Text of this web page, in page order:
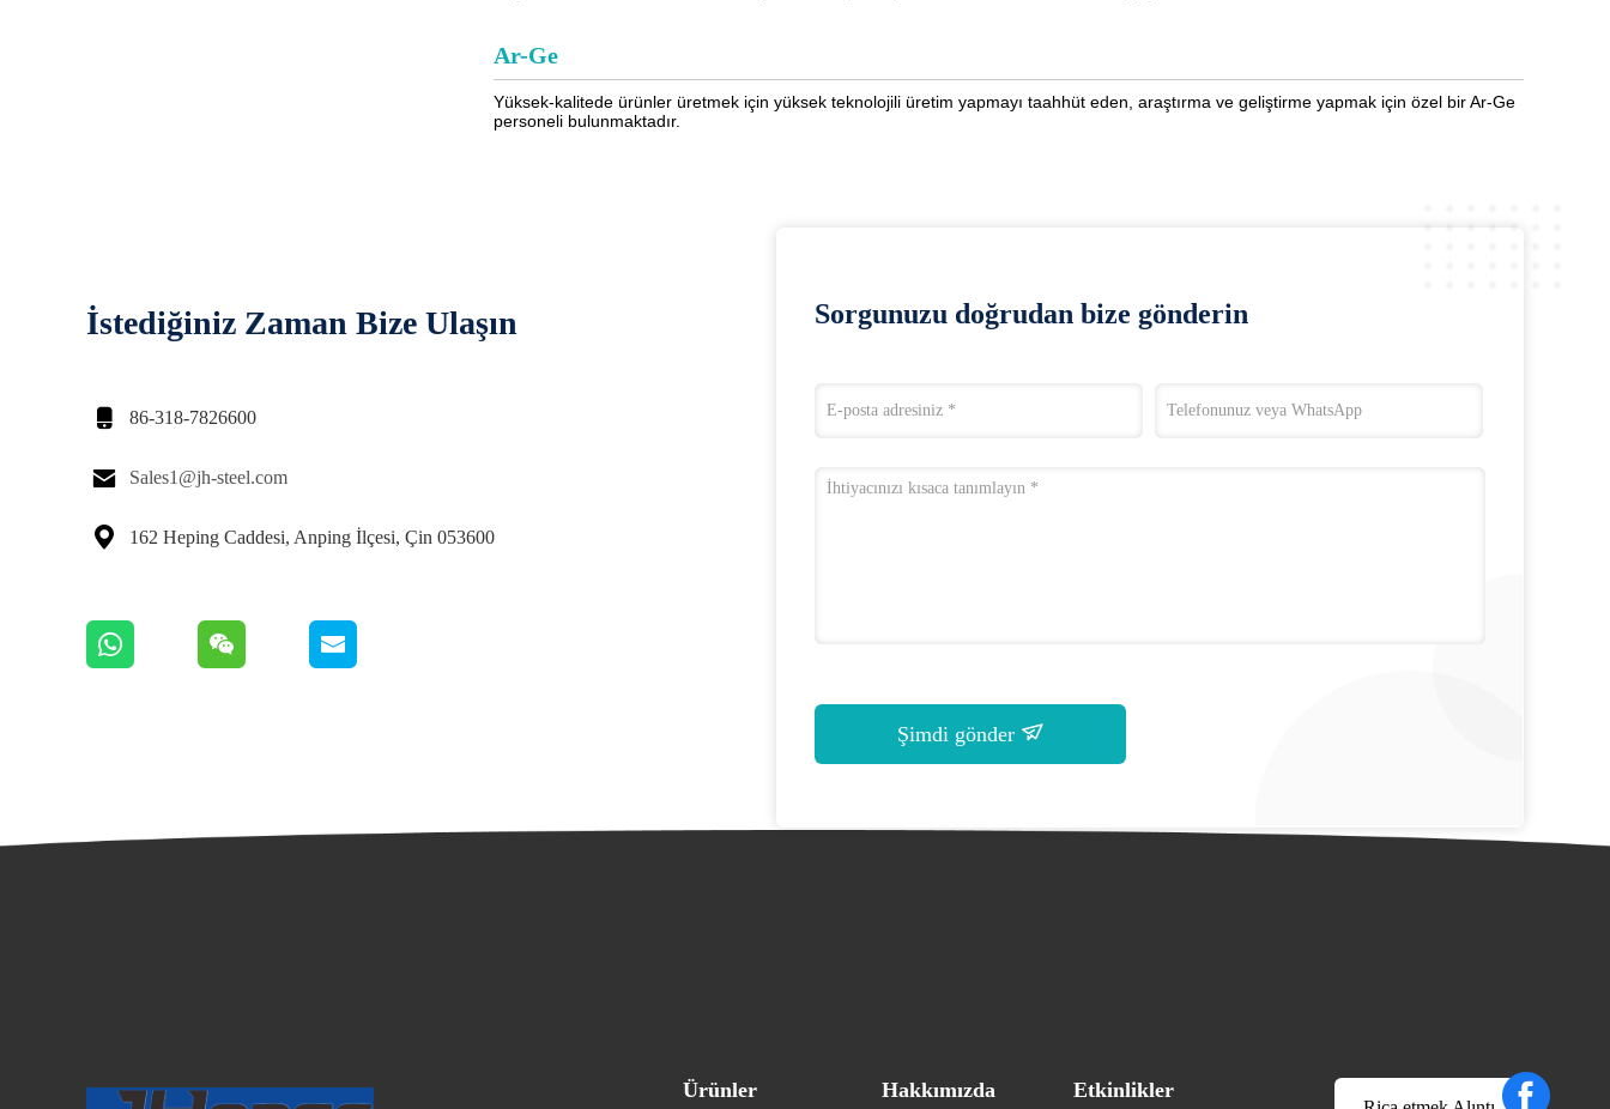
Ar-Ge
Yüksek-kalitede ürünler üretmek için yüksek teknolojili üretim yapmayı taahhüt eden, araştırma ve geliştirme yapmak için özel bir Ar-Ge
personeli bulunmaktadır.
İstediğiniz Zaman Bize Ulaşın
 86-318-7826600
 Sales1@jh-steel.com
 162 Heping Caddesi, Anping İlçesi, Çin 053600
Sorgunuzu doğrudan bize gönderin
Şimdi gönder
Ürünler Hakkımızda Etkinlikler